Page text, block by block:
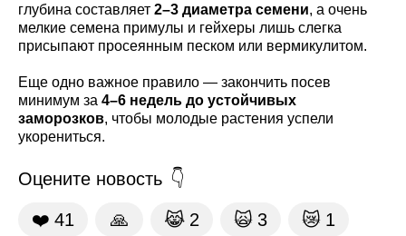
глубина составляет 2–3 диаметра семени, а очень
мелкие семена примулы и гейхеры лишь слегка
присыпают просеянным песком или вермикулитом.
Еще одно важное правило — закончить посев
минимум за 4–6 недель до устойчивых
заморозков, чтобы молодые растения успели
укорениться.
Оцените новость
❤️ 41 🙏 😹 2 🙀 3 😿 1